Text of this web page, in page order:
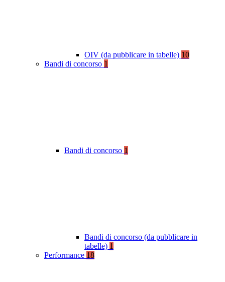
OIV (da pubblicare in tabelle) 10
Bandi di concorso 1
Bandi di concorso 1
Bandi di concorso (da pubblicare in
tabelle) 1
Performance 18